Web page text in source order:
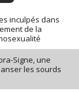
inculpés dans
de la
Signe, une
les sourds